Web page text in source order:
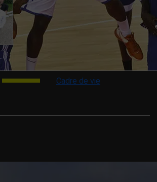
Diffusée sur le canal 23 de la
mise à jour de votre décodeur
présent) mais également sur
Normande, portée par Eric [...]
Cadre de vie